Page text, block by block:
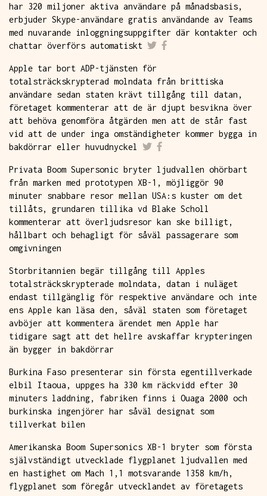
har 320 miljoner aktiva användare på månadsbasis,
erbjuder Skype-användare gratis användande av Teams
med nuvarande inloggningsuppgifter där kontakter och
chattar överförs automatiskt
Apple tar bort ADP-tjänsten för
totalsträckskrypterad molndata från brittiska
användare sedan staten krävt tillgång till datan,
företaget kommenterar att de är djupt besvikna över
att behöva genomföra åtgärden men att de står fast
vid att de under inga omständigheter kommer bygga in
bakdörrar eller huvudnyckel
Privata Boom Supersonic bryter ljudvallen ohörbart
från marken med prototypen XB-1, möjliggör 90
minuter snabbare resor mellan USA:s kuster om det
tillåts, grundaren tillika vd Blake Scholl
kommenterar att överljudsresor kan ske billigt,
hållbart och behagligt för såväl passagerare som
omgivningen
Storbritannien begär tillgång till Apples
totalsträckskrypterade molndata, datan i nuläget
endast tillgänglig för respektive användare och inte
ens Apple kan läsa den, såväl staten som företaget
avböjer att kommentera ärendet men Apple har
tidigare sagt att det hellre avskaffar krypteringen
än bygger in bakdörrar
Burkina Faso presenterar sin första egentillverkade
elbil Itaoua, uppges ha 330 km räckvidd efter 30
minuters laddning, fabriken finns i Ouaga 2000 och
burkinska ingenjörer har såväl designat som
tillverkat bilen
Amerikanska Boom Supersonics XB-1 bryter som första
självständigt utvecklade flygplanet ljudvallen med
en hastighet om Mach 1,1 motsvarande 1358 km/h,
flygplanet som föregår utvecklandet av företagets